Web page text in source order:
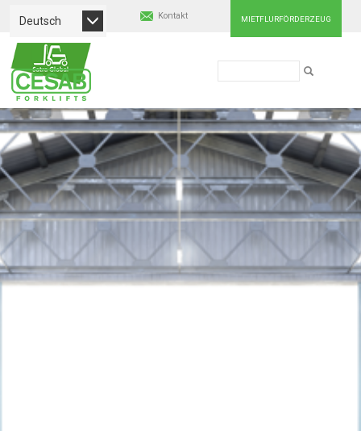
Deutsch MIETFLURFÖRDERZEUG
Kontakt
SUCHE
Cesab
Material
Handling
Europe